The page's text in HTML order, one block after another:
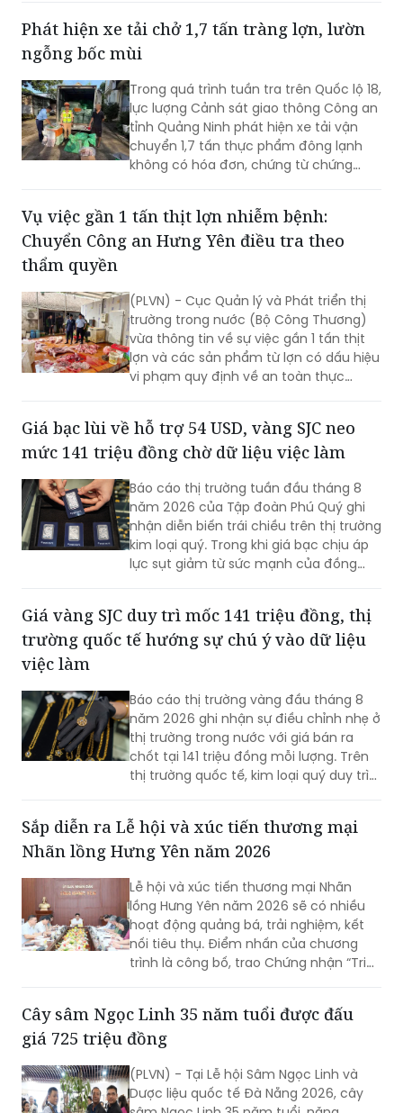
Trong quá trình tuần tra trên Quốc lộ 18,
lực lượng Cảnh sát giao thông Công an
tỉnh Quảng Ninh phát hiện xe tải vận
chuyển 1,7 tấn thực phẩm đông lạnh
không có hóa đơn, chứng từ chứng
minh nguồn gốc, xuất xứ hợp pháp.
Vụ việc gần 1 tấn thịt lợn nhiễm bệnh:
thẩm quyền
(PLVN) - Cục Quản lý và Phát triển thị
vừa thông tin về sự việc gần 1 tấn thịt
lợn và các sản phẩm từ lợn có dấu hiệu
vi phạm quy định về an toàn thực
phẩm (ATTP). Theo đó, 7/9 mẫu xét
nghiệm dương tính với virus dịch tả lợn
châu Phi. Sự việc đã được Đội Quản lý
Hưng Yên chuyển hồ sơ cùng toàn bộ
tang vật đến Cơ quan Cảnh sát điều
tra, Công an tỉnh để xác minh, xử lý
theo quy định của pháp luật.
Giá bạc lùi về hỗ trợ 54 USD, vàng SJC neo
Báo cáo thị trường tuần đầu tháng 8
năm 2026 của Tập đoàn Phú Quý ghi
nhận diễn biến trái chiều trên thị trường
kim loại quý. Trong khi giá bạc chịu áp
lực sụt giảm từ sức mạnh của đồng
USD, thị trường vàng trong nước lại thể
hiện sự thận trọng với mức điều chỉnh
không đáng kể trước khi các dữ liệu
Giá vàng SJC duy trì mốc 141 triệu đồng, thị
việc làm
Báo cáo thị trường vàng đầu tháng 8
thị trường trong nước với giá bán ra
chốt tại 141 triệu đồng mỗi lượng. Trên
thị trường quốc tế, kim loại quý duy trì
vùng giá cao khi Cục Dự trữ Liên bang
Mỹ quyết định giữ nguyên mức lãi suất
hiện hành, trong khi giới đầu tư đang
quan trọng sắp được công bố để xác
định xu hướng giao dịch tiếp theo.
Sắp diễn ra Lễ hội và xúc tiến thương mại
Lễ hội và xúc tiến thương mại Nhãn
lồng Hưng Yên năm 2026 sẽ có nhiều
hoạt động quảng bá, trải nghiệm, kết
nối tiêu thụ. Điểm nhấn của chương
trình là công bố, trao Chứng nhận “Tri
thức trồng và chế biến Nhãn lồng Hưng
Yên” được đưa vào Danh mục di sản
văn hóa phi vật thể quốc gia.
Cây sâm Ngọc Linh 35 năm tuổi được đấu
(PLVN) - Tại Lễ hội Sâm Ngọc Linh và
Dược liệu quốc tế Đà Nẵng 2026, cây
sâm Ngọc Linh 35 năm tuổi, nặng
khoảng 1kg đã được đấu giá thành
công với mức 725 triệu đồng.